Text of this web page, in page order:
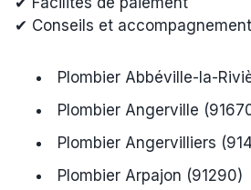
✔ Conseils et
Plombier Abbéville-la-
Plombier Angerville
Plombier Angervilliers
Plombier Arpajon (91290)